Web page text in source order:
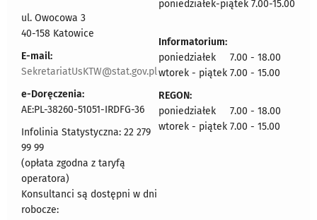
ul. Owocowa 3
40-158 Katowice
E-mail:
SekretariatUsKTW@stat.gov.pl
e-Doręczenia:
AE:PL-38260-51051-IRDFG-36
Infolinia Statystyczna: 22 279
99 99
(opłata zgodna z taryfą
operatora)
Konsultanci są dostępni w dni
robocze:
poniedziałek-piątek 7.00-15.00
Informatorium:
poniedziałek 7.00 - 18.00
wtorek - piątek 7.00 - 15.00
REGON:
poniedziałek 7.00 - 18.00
wtorek - piątek 7.00 - 15.00